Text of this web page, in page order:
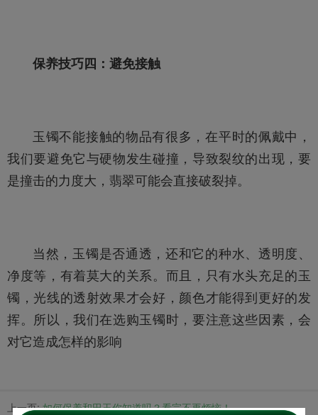
保养技巧四：避免接触
玉镯不能接触的物品有很多，在平时的佩戴中，
我们要避免它与硬物发生碰撞，导致裂纹的出现，要
是撞击的力度大，翡翠可能会直接破裂掉。
当然，玉镯是否通透，还和它的种水、透明度、
净度等，有着莫大的关系。而且，只有水头充足的玉
镯，光线的透射效果才会好，颜色才能得到更好的发
挥。所以，我们在选购玉镯时，要注意这些因素，会
对它造成怎样的影响
上一页:如何保养和田玉你知道吗？看完不再烦恼！